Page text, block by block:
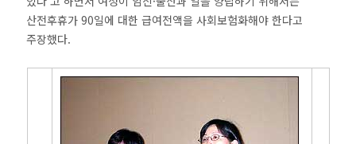
산전후휴가 90일에 대한 급여전액을 사회보험화해야 한다고
주장했다.